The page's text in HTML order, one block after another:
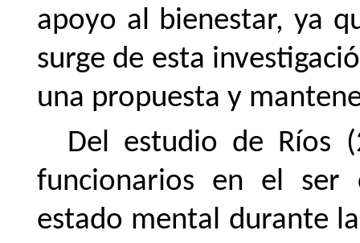
apoyo al bienestar, ya
surge de esta
una propuesta y
Del estudio de Ríos
funcionarios en el ser
estado mental durante